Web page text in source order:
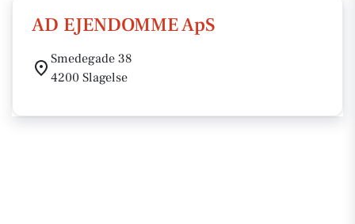
AD EJENDOMME ApS
Smedegade 38
4200 Slagelse